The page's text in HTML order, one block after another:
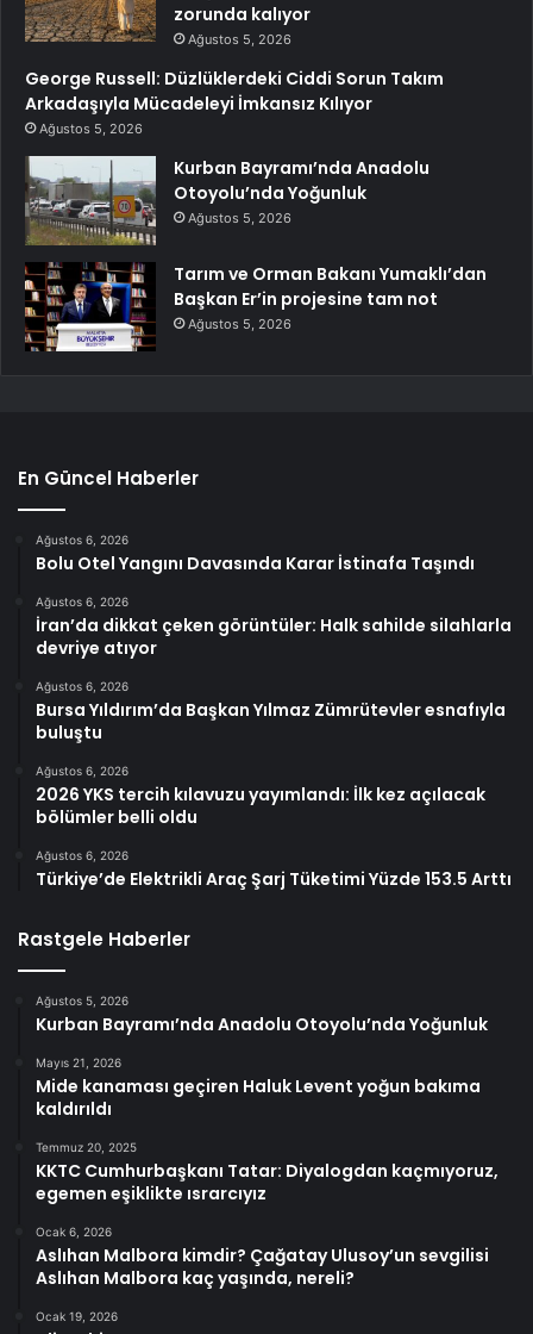
zorunda kalıyor
Ağustos 5, 2026
George Russell: Düzlüklerdeki Ciddi Sorun Takım
Arkadaşıyla Mücadeleyi İmkansız Kılıyor
Ağustos 5, 2026
Kurban Bayramı’nda Anadolu
Otoyolu’nda Yoğunluk
Ağustos 5, 2026
Tarım ve Orman Bakanı Yumaklı’dan
Başkan Er’in projesine tam not
Ağustos 5, 2026
En Güncel Haberler
Ağustos 6, 2026
Bolu Otel Yangını Davasında Karar İstinafa Taşındı
Ağustos 6, 2026
İran’da dikkat çeken görüntüler: Halk sahilde silahlarla
devriye atıyor
Ağustos 6, 2026
Bursa Yıldırım’da Başkan Yılmaz Zümrütevler esnafıyla
buluştu
Ağustos 6, 2026
2026 YKS tercih kılavuzu yayımlandı: İlk kez açılacak
bölümler belli oldu
Ağustos 6, 2026
Türkiye’de Elektrikli Araç Şarj Tüketimi Yüzde 153.5 Arttı
Rastgele Haberler
Ağustos 5, 2026
Kurban Bayramı’nda Anadolu Otoyolu’nda Yoğunluk
Mayıs 21, 2026
Mide kanaması geçiren Haluk Levent yoğun bakıma
kaldırıldı
Temmuz 20, 2025
KKTC Cumhurbaşkanı Tatar: Diyalogdan kaçmıyoruz,
egemen eşiklikte ısrarcıyız
Ocak 6, 2026
Aslıhan Malbora kimdir? Çağatay Ulusoy’un sevgilisi
Aslıhan Malbora kaç yaşında, nereli?
Ocak 19, 2026